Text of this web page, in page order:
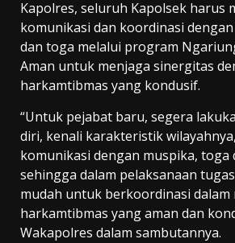
Kapolres, seluruh Kapolsek harus
komunikasi dan koordinasi
dan toga melalui program
Aman untuk menjaga sinergitas
harkamtibmas yang kondusif.
“Untuk pejabat baru, segera
diri, kenali karakteristik
komunikasi dengan muspika, toga
sehingga dalam pelaksanaan
mudah untuk berkoordinasi dalam
harkamtibmas yang aman dan
Wakapolres dalam sambutannya.